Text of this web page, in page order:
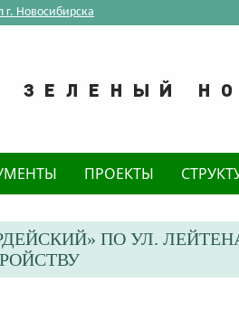
Новосибирска
ПРОЕКТЫ
ПО УЛ.